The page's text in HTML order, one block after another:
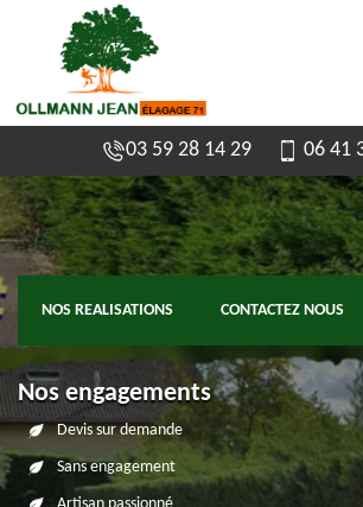
03 59 28 14 29 06 41
NOS REALISATIONS CONTACTEZ NOUS
Nos engagements
Devis sur demande
Sans engagement